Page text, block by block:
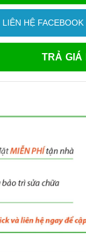
LIÊN HỆ FACEBOOK
TRẢ GIÁ